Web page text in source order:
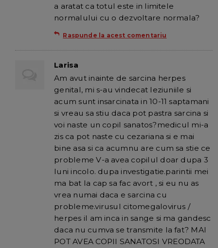
a aratat ca totul este in limitele
normalului cu o dezvoltare normala?
Raspunde la acest comentariu
Larisa
Am avut inainte de sarcina herpes
genital, mi s-au vindecat leziuniile si
acum sunt insarcinata in 10-11 saptamani
si vreau sa stiu daca pot pastra sarcina si
voi naste un copil sanatos?medicul mi-a
zis ca pot naste cu cezariana si e mai
bine asa si ca acumnu are cum sa stie ce
probleme V-a avea copilul doar dupa 3
luni incolo. dupa investigatie.parintii mei
ma bat la cap sa fac avort , si eu nu as
vrea numai daca e sarcina cu
probleme.virusul citomegalovirus /
herpes il am inca in sange si ma gandesc
daca nu cumva se transmite la fat? MAI
POT AVEA COPII SANATOSI VREODATA